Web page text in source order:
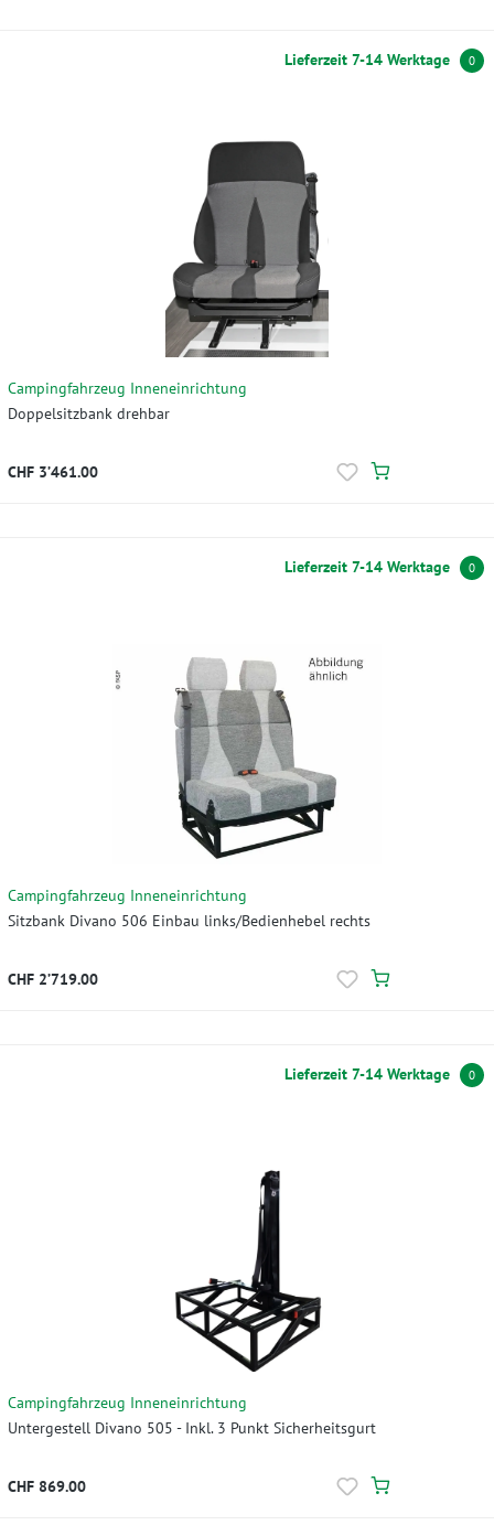
Lieferzeit 7-14 Werktage 0
Campingfahrzeug Inneneinrichtung
Doppelsitzbank drehbar
CHF 3’461.00
Lieferzeit 7-14 Werktage 0
Campingfahrzeug Inneneinrichtung
Sitzbank Divano 506 Einbau links/Bedienhebel rechts
CHF 2’719.00
Lieferzeit 7-14 Werktage 0
Campingfahrzeug Inneneinrichtung
Untergestell Divano 505 - Inkl. 3 Punkt Sicherheitsgurt
CHF 869.00